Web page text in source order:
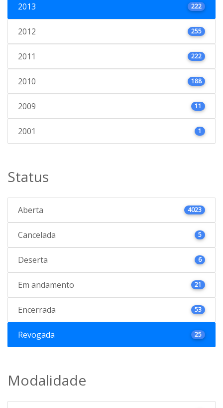
2013 222
2012 255
2011 222
2010 188
2009 11
2001 1
Status
Aberta 4023
Cancelada 5
Deserta 6
Em andamento 21
Encerrada 53
Revogada 25
Modalidade